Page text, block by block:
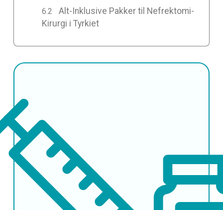
Alt-Inklusive Pakker til Nefrektomi-
Kirurgi i Tyrkiet